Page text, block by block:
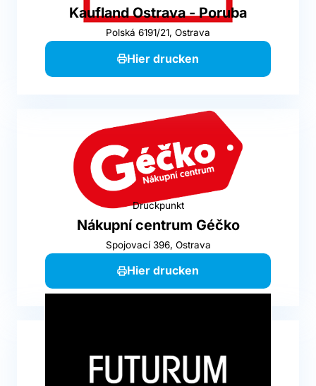
Kaufland Ostrava - Poruba
Polská 6191/21, Ostrava
Hier drucken
Druckpunkt
Nákupní centrum Géčko
Spojovací 396, Ostrava
Hier drucken